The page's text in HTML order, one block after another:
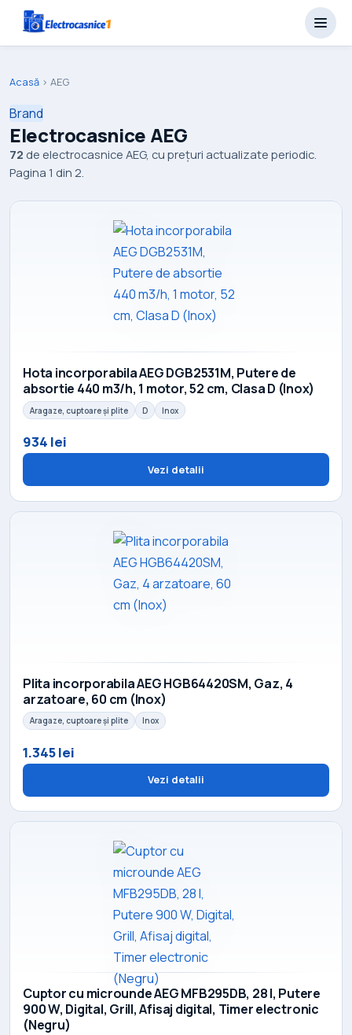
Acasă › AEG
Brand
Electrocasnice AEG
72 de electrocasnice AEG, cu prețuri actualizate periodic.
Pagina 1 din 2.
Hota incorporabila AEG DGB2531M, Putere de
absortie 440 m3/h, 1 motor, 52 cm, Clasa D (Inox)
Aragaze, cuptoare și plite D Inox
934 lei
Vezi detalii
Plita incorporabila AEG HGB64420SM, Gaz, 4
arzatoare, 60 cm (Inox)
Aragaze, cuptoare și plite Inox
1.345 lei
Vezi detalii
Cuptor cu microunde AEG MFB295DB, 28 l, Putere
900 W, Digital, Grill, Afisaj digital, Timer electronic
(Negru)